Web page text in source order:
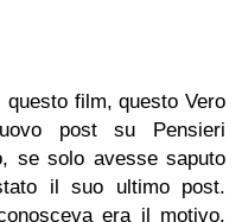
film, questo Vero
post su Pensieri
se solo avesse saputo
il suo ultimo post.
era il motivo.